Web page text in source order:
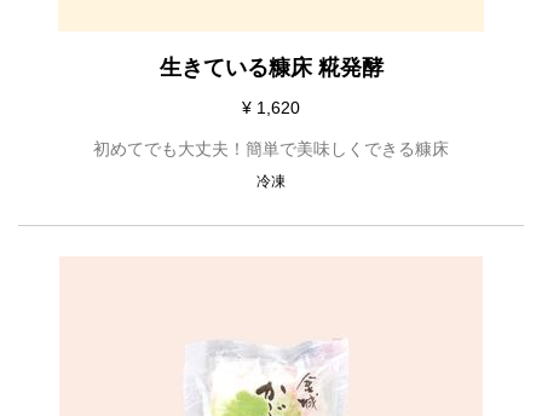
生きている糠床 糀発酵
¥ 1,620
初めてでも大丈夫！簡単で美味しくできる糠床
冷凍